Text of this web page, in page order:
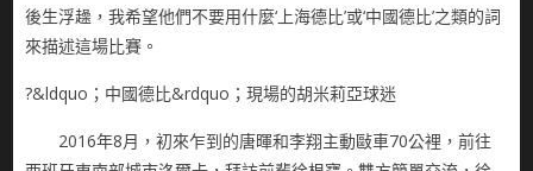
後生浮趮，我希望他們不要用什麼‘上海德比’或‘中國德比’之類的詞
來描述這場比賽。
?&ldquo；中國德比&rdquo；現場的胡米莉亞球迷
2016年8月，初來乍到的唐暉和李翔主動敺車70公裡，前往